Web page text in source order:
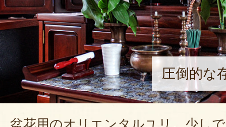
圧倒的な
盆花用のオリエンタルユリ。少し